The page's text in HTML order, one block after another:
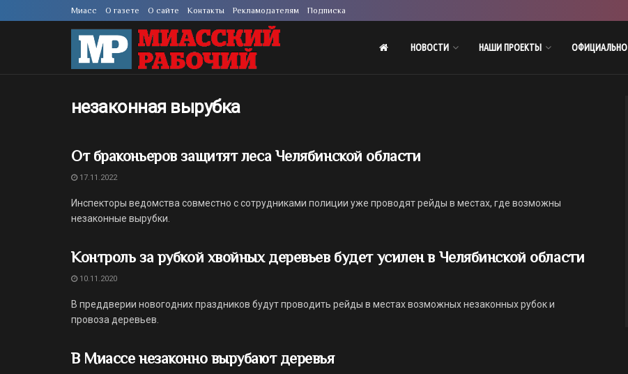
Миасс О газете О сайте Контакты Рекламодателям Подписка
НОВОСТИ НАШИ ПРОЕКТЫ ОФИЦИАЛЬНО
незаконная вырубка
От браконьеров защитят леса Челябинской области
17.11.2022
Инспекторы ведомства совместно с сотрудниками полиции уже проводят рейды в местах, где возможны
незаконные вырубки.
Контроль за рубкой хвойных деревьев будет усилен в Челябинской области
10.11.2020
В преддверии новогодних праздников будут проводить рейды в местах возможных незаконных рубок и
провоза деревьев.
В Миассе незаконно вырубают деревья